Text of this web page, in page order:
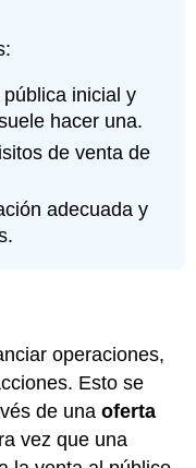
inicial y
hacer una.
de venta de
adecuada y
operaciones,
Esto se
de unaoferta
vez que una